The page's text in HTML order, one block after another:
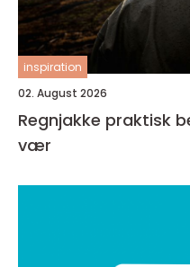
inspiration
02. August 2026
Regnjakke praktisk beskyttelse i all slags
vær